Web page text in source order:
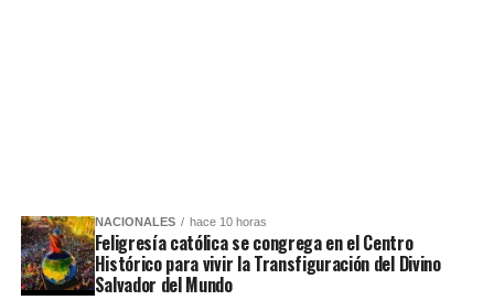
NACIONALES hace 10 horas
Feligresía católica se congrega en el Centro
Histórico para vivir la Transfiguración del Divino
Salvador del Mundo